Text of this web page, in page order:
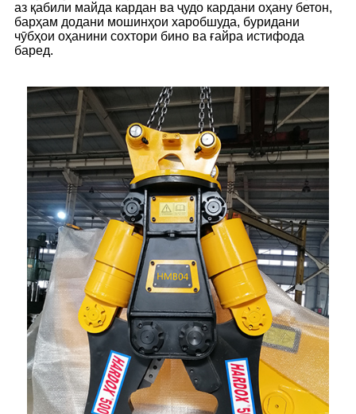
аз қабили майда кардан ва ҷудо кардани оҳану бетон,
барҳам додани мошинҳои харобшуда, буридани
чӯбҳои оҳанини сохтори бино ва ғайра истифода
баред.